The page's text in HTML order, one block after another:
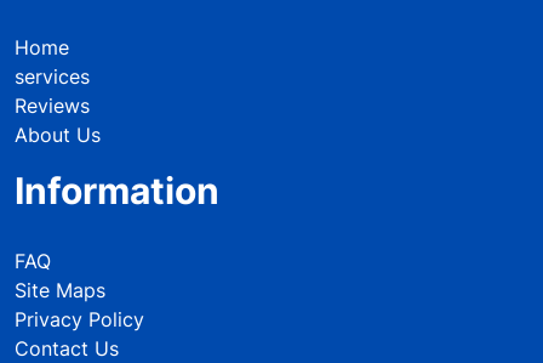
Home
services
Reviews
About Us
Information
FAQ
Site Maps
Privacy Policy
Contact Us